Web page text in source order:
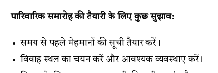
पारिवारिक समारोह की तैयारी के लिए कुछ सुझाव:
समय से पहले मेहमानों की सूची तैयार करें।
विवाह स्थल का चयन करें और आवश्यक व्यवस्थाएं करें।